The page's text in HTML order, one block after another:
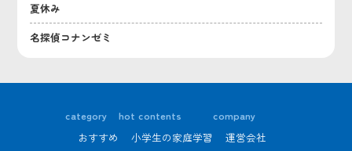
夏休み
名探偵コナンゼミ
category
おすすめ
hot contents
小学生の家庭学習
company
運営会社